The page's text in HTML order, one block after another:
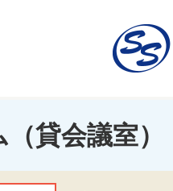
貸会議室）